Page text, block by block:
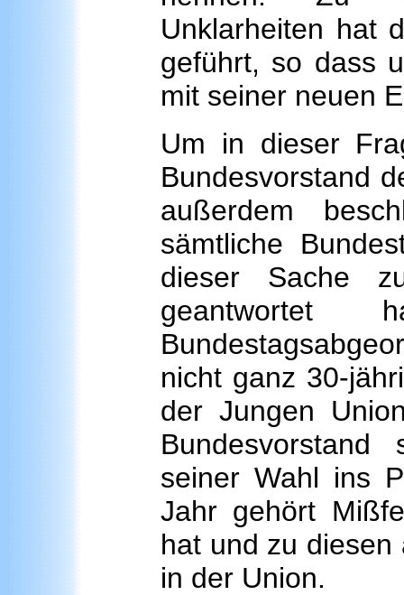
Unklarheiten hat
geführt, so dass
mit seiner neuen
Um in dieser
Bundesvorstand
außerdem
sämtliche
dieser Sache
geantwortet
nicht ganz 30-
der Jungen
seiner Wahl ins
Jahr gehört
hat und zu
in der Union.